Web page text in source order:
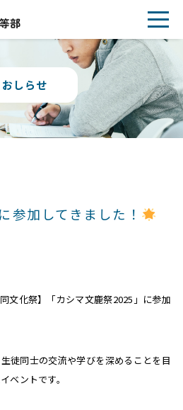
おしらせ
参加してきました！
文化祭】「カシマ文鹿祭2025」に参加
徒同士の交流や学びを深めることを目
ベントです。